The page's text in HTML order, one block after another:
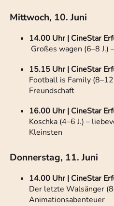
Mittwoch, 10. Juni
14.00 Uhr | CineStar
Großes wagen (6–8 J.)
15.15 Uhr | CineStar
Football is Family
Freundschaft
16.00 Uhr | CineStar
Koschka (4–6 J.) –
Kleinsten
Donnerstag, 11. Juni
14.00 Uhr | CineStar
Der letzte Walsänger
Animationsabenteuer